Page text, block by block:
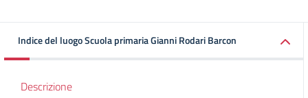
Indice del luogo Scuola primaria Gianni Rodari Barcon
Descrizione